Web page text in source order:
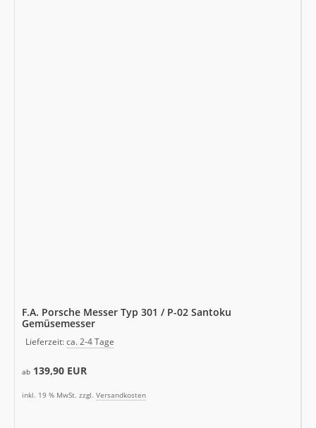
F.A. Porsche Messer Typ 301 / P-02 Santoku
Gemüsemesser
Lieferzeit:ca. 2-4 Tage
ab 139,90 EUR
inkl. 19 % MwSt. zzgl. Versandkosten